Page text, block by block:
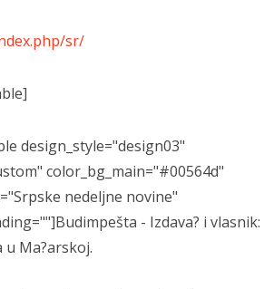
sr/
design_style="design03"
color_bg_main="#00564d"
nedeljne novine"
- Izdava? i vlasnik:
u Ma?arskoj.